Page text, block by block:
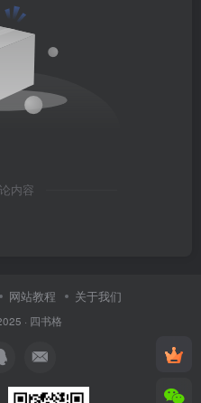
内容
网站教程 关于我们
· 四书格